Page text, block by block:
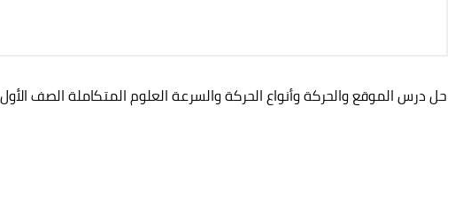
حل درس الموقع والحركة وأنواع الحركة والسرعة العلوم المتكاملة الصف الأول